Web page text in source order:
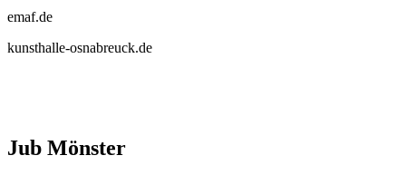
emaf.de
kunsthalle-osnabreuck.de
Jub Mönster